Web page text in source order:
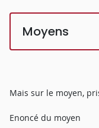
Moyens
Mais sur le moyen,
Enoncé du moyen